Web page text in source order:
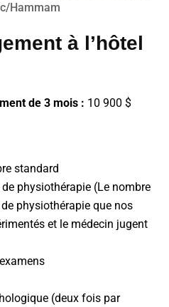
Hammam
à l’hôtel
de 3 mois : 10 900 $
standard
physiothérapie (Le nombre
physiothérapie que nos
et le médecin jugent
(deux fois par